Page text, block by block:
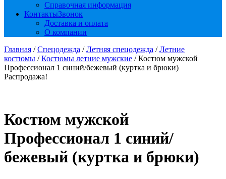
Справочная информация
КонтактыЗвонок
Доставка и оплата
О компании
Главная /Спецодежда /Летняя спецодежда /Летние
костюмы /Костюмы летние мужские / Костюм мужской
Профессионал 1 синий/бежевый (куртка и брюки)
Распродажа!
Костюм мужской
Профессионал 1 синий/
бежевый (куртка и брюки)